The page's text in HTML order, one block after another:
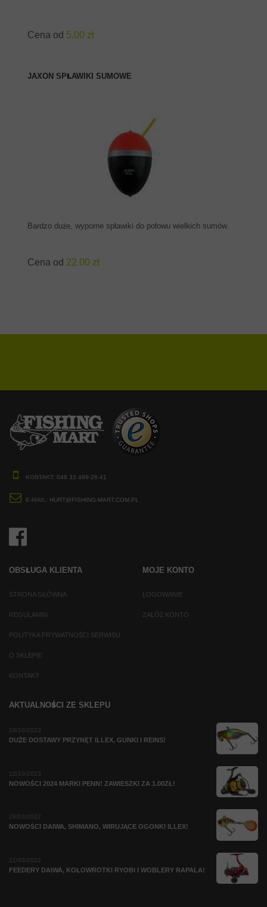
Cena od 5.00 zł
JAXON SPŁAWIKI SUMOWE
ZOBACZ PRODUKT
Bardzo duże, wyporne spławiki do połowu wielkich sumów.
Cena od 22.00 zł
KONTAKT: 048 33 499-26-41
E-MAIL: HURT@FISHING-MART.COM.PL
OBSŁUGA KLIENTA
STRONA GŁÓWNA
REGULAMIN
POLITYKA PRYWATNOŚCI SERWISU
O SKLEPIE
KONTAKT
MOJE KONTO
LOGOWANIE
ZAŁÓŻ KONTO
AKTUALNOŚCI ZE SKLEPU
19/10/2023
DUŻE DOSTAWY PRZYNĘT ILLEX, GUNKI I REINS!
12/10/2023
NOWOŚCI 2024 MARKI PENN! ZAWIESZKI ZA 1.00ZŁ!
28/03/2022
NOWOŚCI DAIWA, SHIMANO, WIRUJĄCE OGONKI ILLEX!
21/03/2022
FEEDERY DAIWA, KOŁOWROTKI RYOBI I WOBLERY RAPALA!